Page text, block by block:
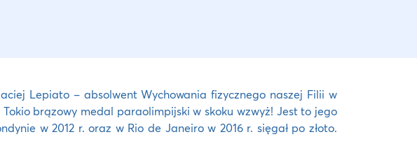
Lepiato – absolwent Wychowania fizycznego naszej Filii w
brązowy medal paraolimpijski w skoku wzwyż! Jest to jego
w 2012 r. oraz w Rio de Janeiro w 2016 r. sięgał po złoto.